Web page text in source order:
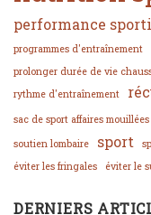
performance
programmes d'entraînement
prolonger durée de vie
rythme d'entraînement
sac de sport affaires mouillées
soutien lombaire
sport
éviter les fringales
éviter le
DERNIERS